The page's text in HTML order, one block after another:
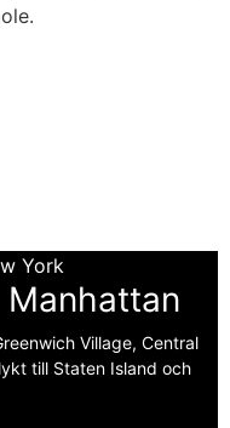
Village, Central
till Staten Island och